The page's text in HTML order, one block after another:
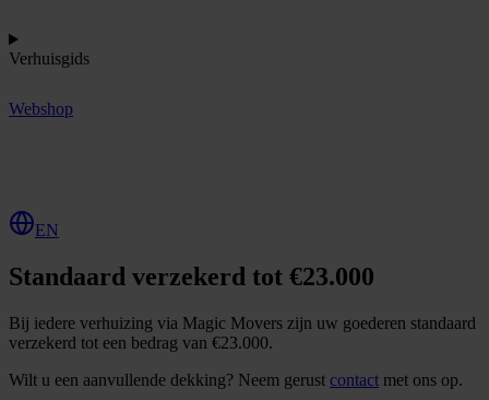
Verhuisgids
Webshop
EN
Standaard verzekerd tot €23.000
Bij iedere verhuizing via Magic Movers zijn uw goederen standaard
verzekerd tot een bedrag van €23.000.
Wilt u een aanvullende dekking? Neem gerust contact met ons op.